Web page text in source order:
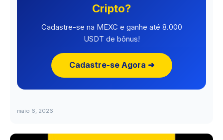
Cripto?
Cadastre-se na MEXC e ganhe até 8.000
USDT de bônus!
Cadastre-se Agora ➜
maio 6, 2026